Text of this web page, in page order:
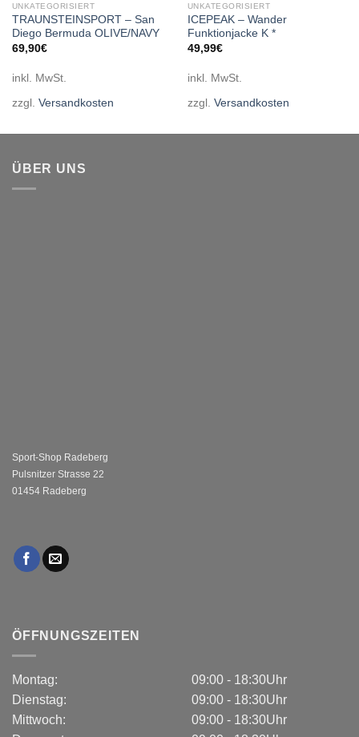
UNKATEGORISIERT
TRAUNSTEINSPORT – San
Diego Bermuda OLIVE/NAVY
69,90€
inkl. MwSt.
zzgl. Versandkosten
UNKATEGORISIERT
ICEPEAK – Wander
Funktionjacke K *
49,99€
inkl. MwSt.
zzgl. Versandkosten
ÜBER UNS
Sport-Shop Radeberg
Pulsnitzer Strasse 22
01454 Radeberg
ÖFFNUNGSZEITEN
Montag:
Dienstag:
Mittwoch:
09:00 - 18:30Uhr
09:00 - 18:30Uhr
09:00 - 18:30Uhr